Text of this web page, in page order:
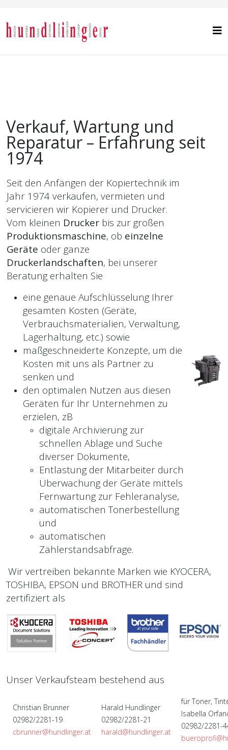
Verkauf, Wartung und
Reparatur – Erfahrung seit
1974
Seit den Anfängen der Kopiertechnik im
Jahr 1974 verkaufen, vermieten und
servicieren wir Kopierer und Drucker.
Vom kleinen Drucker bis zur großen
Produktionsmaschine, ob einzelne
Geräte oder ganze
Druckerlandschaften, bei unserer
Beratung erhalten Sie
eine genaue Aufschlüsselung Ihrer
gesamten Kosten (Geräte,
Verbrauchsmaterialien, Verwaltung,
Lagerhaltung, etc.) sowie
maßgeschneiderte Konzepte, um die
Kosten mit uns als Partner zu
senken und
den optimalen Nutzen aus diesen
Geräten für Ihr Unternehmen zu
erzielen, zB
digitale Archivierung zur
schnellen Ablage und Suche
diverser Dokumente,
Entlastung der Mitarbeiter durch
Überwachung der Geräte mittels
Fernwartung zur Fehleranalyse,
automatischen Tonerbestellung
und
automatischen
Zählerstandsabfrage.
Wir vertreiben bekannte Marken wie KYOCERA,
TOSHIBA, EPSON und BROTHER und sind
zertifiziert als
Unser Verkaufsteam bestehend aus
Christian Brunner
02982/2281-19
cbrunner@hundlinger.at
Harald Hundlinger
02982/2281-21
harald@hundlinger.at
für Toner,
Isabella
02982/2281-